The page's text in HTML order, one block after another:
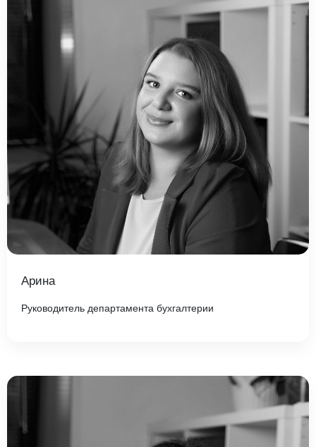
Арина
Руководитель департамента бухгалтерии